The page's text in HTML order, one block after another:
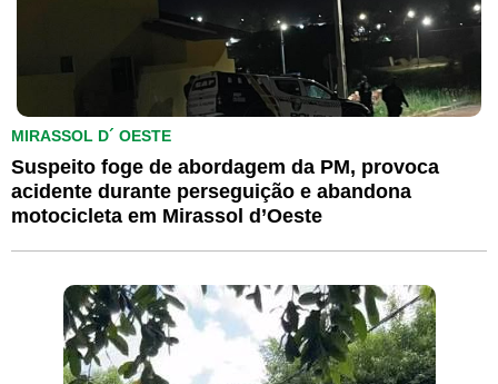
MIRASSOL D´ OESTE
Suspeito foge de abordagem da PM, provoca
acidente durante perseguição e abandona
motocicleta em Mirassol d’Oeste